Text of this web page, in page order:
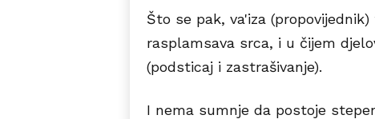
Što se pak, va'iza
rasplamsava srca, i u čijem
(podsticaj i zastrašivanje).
I nema sumnje da postoje